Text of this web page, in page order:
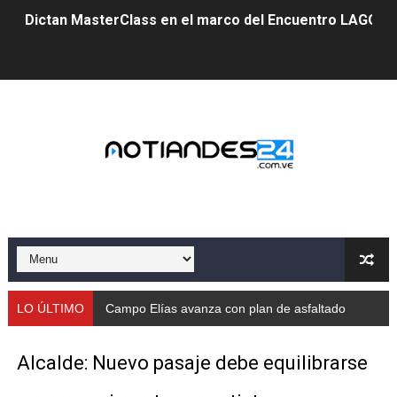
Dictan MasterClass en el marco del Encuentro LAGO
Gobernador Arnaldo Sánchez apadrina a más de 993
Mérida fortalece su reserva deportiva de cara a
Gobernación de Mérida instalará mesa de trabajo con
Fundecem ofrece taller de bordado en punto de cruz
LO ÚLTIMO Campo Elías avanza con plan de asfaltado
Alcalde: Nuevo pasaje debe equilibrarse